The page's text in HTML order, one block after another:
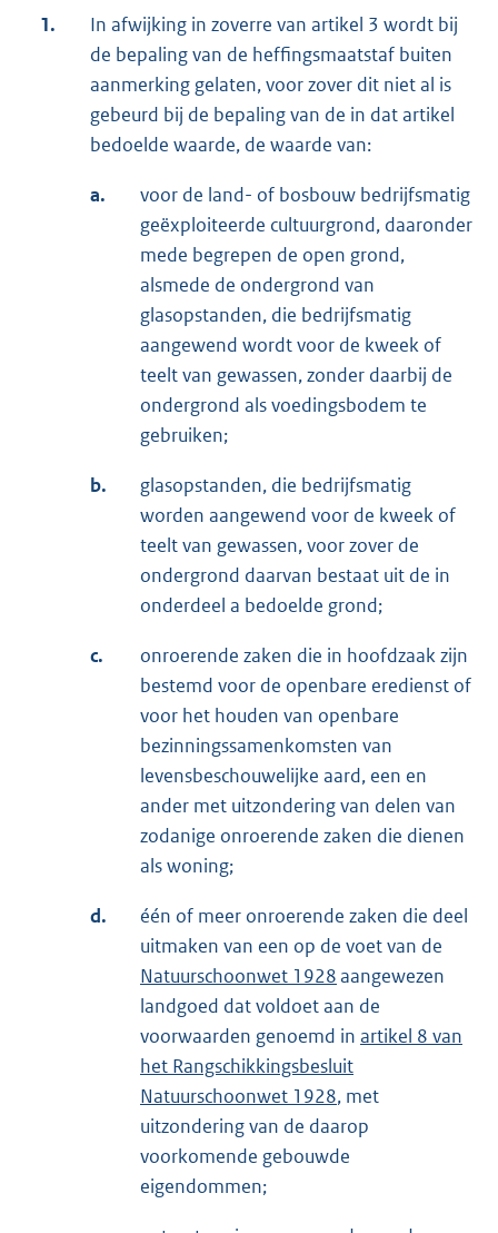
1.
In afwijking in zoverre van artikel 3 wordt bij
de bepaling van de heffingsmaatstaf buiten
aanmerking gelaten, voor zover dit niet al is
gebeurd bij de bepaling van de in dat artikel
bedoelde waarde, de waarde van:
a.
voor de land- of bosbouw bedrijfsmatig
geëxploiteerde cultuurgrond, daaronder
mede begrepen de open grond,
alsmede de ondergrond van
glasopstanden, die bedrijfsmatig
aangewend wordt voor de kweek of
teelt van gewassen, zonder daarbij de
ondergrond als voedingsbodem te
gebruiken;
b.
glasopstanden, die bedrijfsmatig
worden aangewend voor de kweek of
teelt van gewassen, voor zover de
ondergrond daarvan bestaat uit de in
onderdeel a bedoelde grond;
c.
onroerende zaken die in hoofdzaak zijn
bestemd voor de openbare eredienst of
voor het houden van openbare
bezinningssamenkomsten van
levensbeschouwelijke aard, een en
ander met uitzondering van delen van
zodanige onroerende zaken die dienen
als woning;
d.
één of meer onroerende zaken die deel
uitmaken van een op de voet van de
Natuurschoonwet 1928aangewezen
landgoed dat voldoet aan de
voorwaarden genoemd in artikel 8 van
het Rangschikkingsbesluit
Natuurschoonwet 1928, met
uitzondering van de daarop
voorkomende gebouwde
eigendommen;